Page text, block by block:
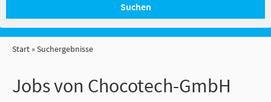
Suchen
Start Suchergebnisse
Jobs von Chocotech-GmbH